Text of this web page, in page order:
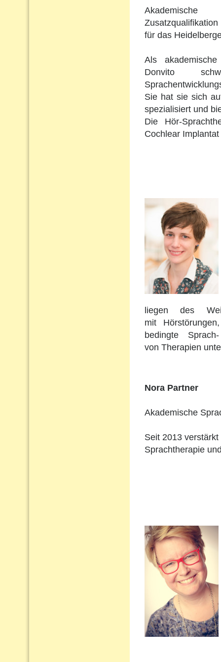
für das
Als
Donvito
Sie hat sie sich
spezialisiert und
Die Hör-
Cochlear
liegen des
mit
bedingte
von Therapien
Nora Partner
Akademische
Seit 2013
Sprachtherapie